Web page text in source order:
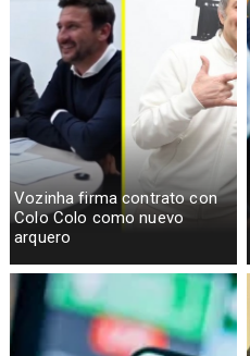
Vozinha firma contrato con
Colo Colo como nuevo
arquero